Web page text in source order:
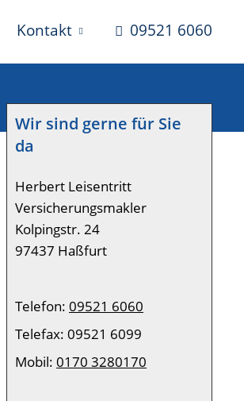
Kontakt 09521 6060
Wir sind gerne für Sie
da
Herbert Leisentritt
Versicherungsmakler
Kolpingstr. 24
97437 Haßfurt
Telefon: 09521 6060
Telefax: 09521 6099
Mobil: 0170 3280170